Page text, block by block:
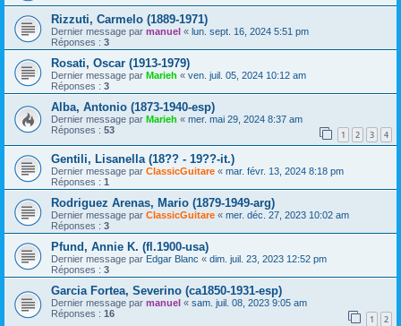
Rizzuti, Carmelo (1889-1971)
Dernier message par manuel « lun. sept. 16, 2024 5:51 pm
Réponses : 3
Rosati, Oscar (1913-1979)
Dernier message par Marieh « ven. juil. 05, 2024 10:12 am
Réponses : 3
Alba, Antonio (1873-1940-esp)
Dernier message par Marieh « mer. mai 29, 2024 8:37 am
Réponses : 53 1 2 3 4
Gentili, Lisanella (18?? - 19??-it.)
Dernier message par ClassicGuitare « mar. févr. 13, 2024 8:18 pm
Réponses : 1
Rodriguez Arenas, Mario (1879-1949-arg)
Dernier message par ClassicGuitare « mer. déc. 27, 2023 10:02 am
Réponses : 3
Pfund, Annie K. (fl.1900-usa)
Dernier message par Edgar Blanc « dim. juil. 23, 2023 12:52 pm
Réponses : 3
Garcia Fortea, Severino (ca1850-1931-esp)
Dernier message par manuel « sam. juil. 08, 2023 9:05 am
Réponses : 16 1 2